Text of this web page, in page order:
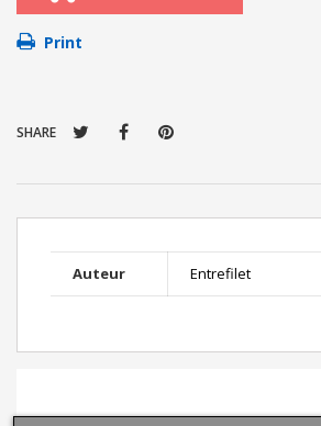
Print
SHARE
Auteur Entrefilet